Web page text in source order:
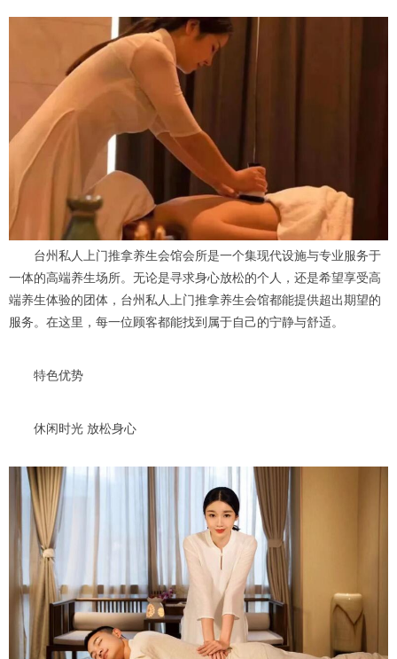
台州私人上门推拿养生会馆会所是一个集现代设施与专业服务于
一体的高端养生场所。无论是寻求身心放松的个人，还是希望享受高
端养生体验的团体，台州私人上门推拿养生会馆都能提供超出期望的
服务。在这里，每一位顾客都能找到属于自己的宁静与舒适。
特色优势
休闲时光 放松身心